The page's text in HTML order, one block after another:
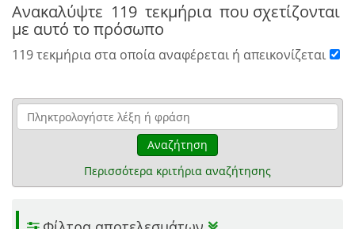
Ανακαλύψτε 119 τεκμήρια που σχετίζονται
με αυτό το πρόσωπο
119 τεκμήρια στα οποία αναφέρεται ή απεικονίζεται
Αναζήτηση
Περισσότερα κριτήρια αναζήτησης